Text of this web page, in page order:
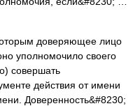
доверяющее лицо
уполномочило своего
совершать
действия от имени
Доверенность&#8230;